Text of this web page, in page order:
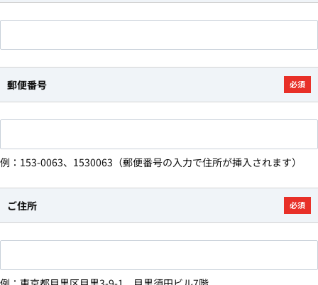
郵便番号 必須
例：153-0063、1530063（郵便番号の入力で住所が挿入されます）
ご住所 必須